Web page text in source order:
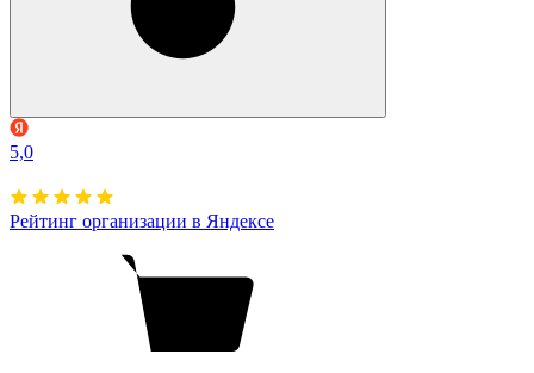
5,0
Рейтинг организации в Яндексе